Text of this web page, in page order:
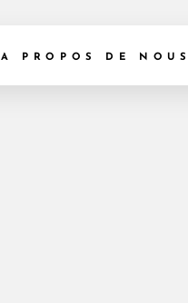
A PROPOS DE NOUS